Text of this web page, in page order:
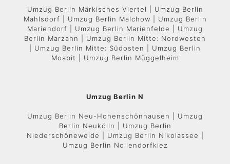
Umzug Berlin Märkisches Viertel | Umzug Berlin
Mahlsdorf | Umzug Berlin Malchow | Umzug Berlin
Mariendorf | Umzug Berlin Marienfelde | Umzug
Berlin Marzahn | Umzug Berlin Mitte: Nordwesten
| Umzug Berlin Mitte: Südosten | Umzug Berlin
Moabit | Umzug Berlin Müggelheim
Umzug Berlin N
Umzug Berlin Neu-Hohenschönhausen | Umzug
Berlin Neukölln | Umzug Berlin
Niederschöneweide | Umzug Berlin Nikolassee |
Umzug Berlin Nollendorfkiez